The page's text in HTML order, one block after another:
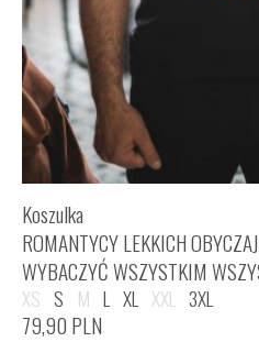
Koszulka
ROMANTYCY LEKKICH
WYBACZYĆ WSZYSTKIM
XS S M L XL XXL 3XL
79,90 PLN